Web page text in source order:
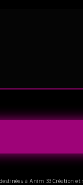
à Anim 33 Création